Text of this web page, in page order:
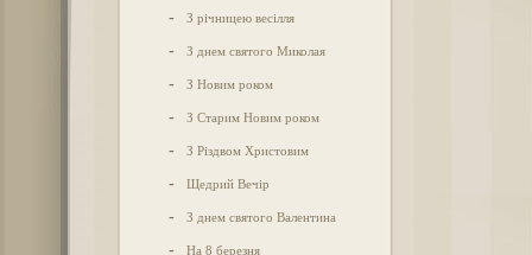
- З річницею весілля
- З днем святого Миколая
- З Новим роком
- З Старим Новим роком
- З Різдвом Христовим
- Щедрий Вечір
- З днем святого Валентина
- На 8 березня